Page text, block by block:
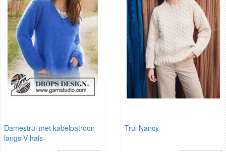
Damestrui met kabelpatroon
langs V-hals
Trui Nancy